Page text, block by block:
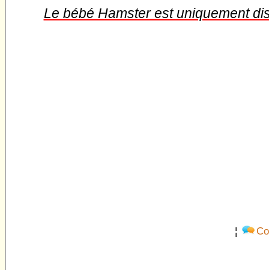
Le bébé Hamster est uniquement
¦